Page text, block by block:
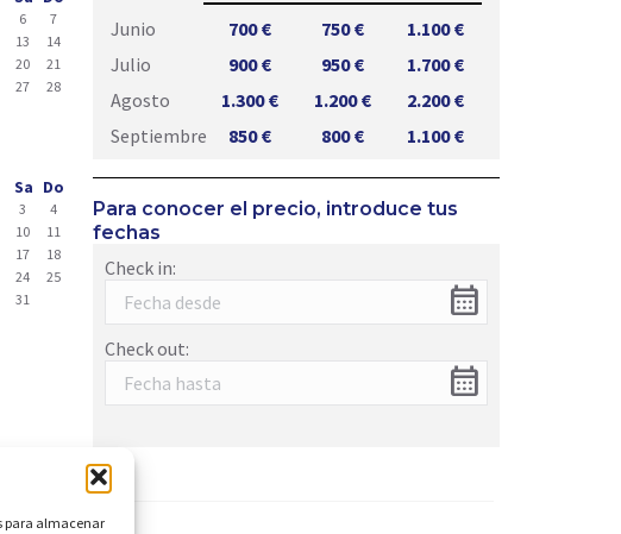
para almacenar
6
7
13
14
20
21
27
28
Sa Do
3
4
10
11
17
18
24
25
31
Junio 700 € 750 €
1.100 €
Julio
900 € 950 €
1.700 €
Agosto
1.300 € 1.200 €
2.200 €
Septiembre
850 € 800 € 1.100 €
Para conocer el precio, introduce tus
fechas
Check in:
calendar_month
Check out:
calendar_month